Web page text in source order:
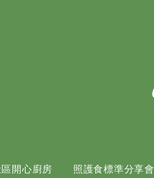
開心廚房 照護食標準分享會